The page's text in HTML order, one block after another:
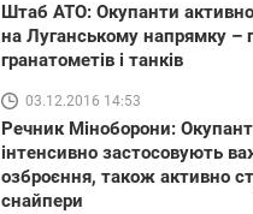
Штаб АТО: Окупанти
на Луганському напрямку –
гранатометів і танків
03.12.2016 14:53
Речник Міноборони:
інтенсивно застосовують
озброєння, також активно
снайпери